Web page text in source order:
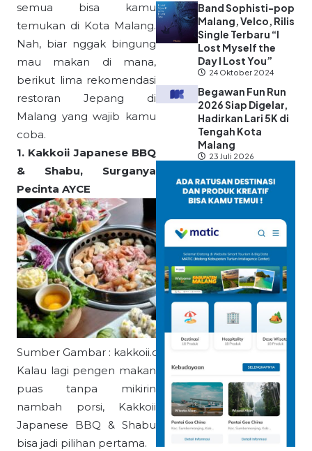
semua bisa kamu
temukan di Kota Malang.
Nah, biar nggak bingung
mau makan di mana,
berikut lima rekomendasi
restoran Jepang di
Malang yang wajib kamu
coba.
1. Kakkoii Japanese BBQ
& Shabu, Surganya
Pecinta AYCE
Sumber Gambar : kakkoii.co.id
Kalau lagi pengen makan
puas tanpa mikirin
nambah porsi, Kakkoii
Japanese BBQ & Shabu
bisa jadi pilihan pertama.
Band Sophisti-pop
Malang, Velco, Rilis
Single Terbaru “I
Lost Myself the
Day I Lost You”
24 Oktober 2024
Begawan Fun Run
2026 Siap Digelar,
Hadirkan Lari 5K di
Tengah Kota
Malang
23 Juli 2026